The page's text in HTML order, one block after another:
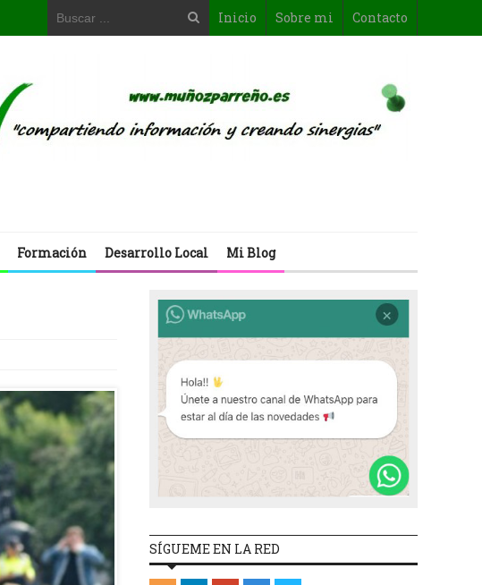
Inicio Sobre mi Contacto
Formación Desarrollo Local Mi Blog
SÍGUEME EN LA RED